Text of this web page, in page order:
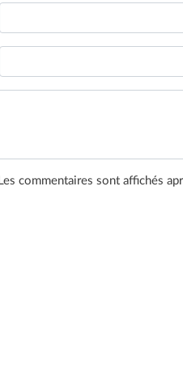
commentaires sont affichés